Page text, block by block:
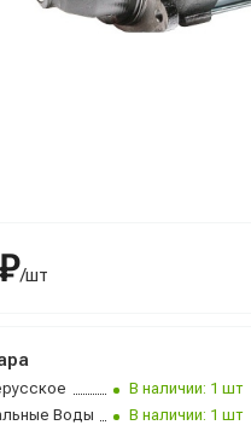
/шт
В наличии: 1 шт
Воды В наличии: 1 шт